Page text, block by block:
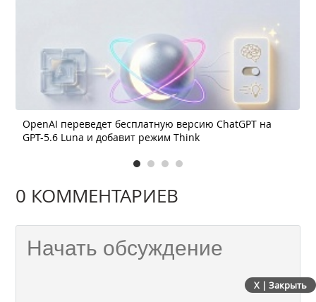
OpenAI переведет бесплатную версию ChatGPT на
GPT-5.6 Luna и добавит режим Think
0 КОММЕНТАРИЕВ
X | Закрыть